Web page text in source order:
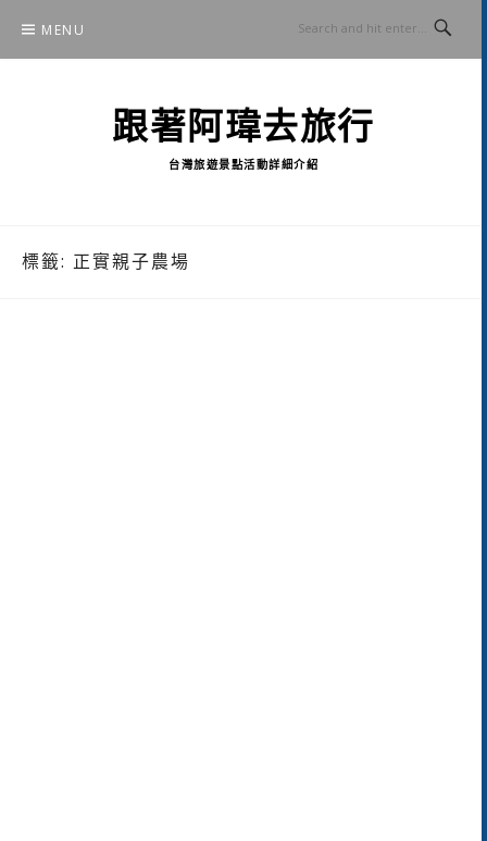
content
MENU
跟著阿瑋去旅行
台灣旅遊景點活動詳細介紹
標籤: 正實親子農場